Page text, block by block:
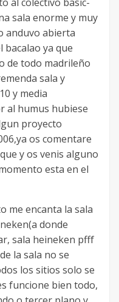
sala enorme y muy
anduvo abierta
bacalao ya que
de todo madrileño
sala y
y media
al humus hubiese
proyecto
os comentare
y os venis alguno
esta en el
me encanta la sala
donde
sala heineken pfff
la sala no se
los sitios solo se
funcione bien todo,